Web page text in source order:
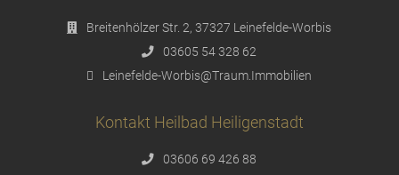
Breitenhölzer Str. 2, 37327 Leinefelde-Worbis
03605 54 328 62
Leinefelde-Worbis@Traum.Immobilien
Kontakt Heilbad Heiligenstadt
03606 69 426 88